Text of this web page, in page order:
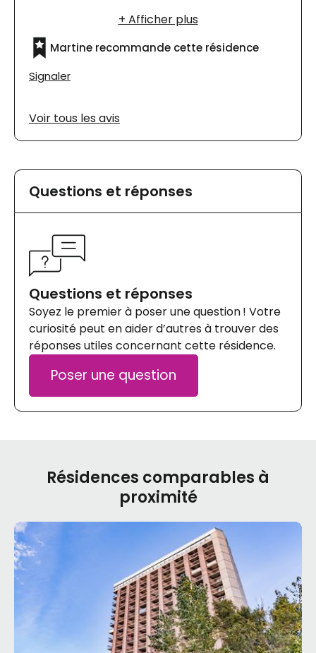
Martine recommande cette résidence
Signaler
Voir tous les avis
Questions et réponses
Questions et réponses
Soyez le premier à poser une question ! Votre
curiosité peut en aider d’autres à trouver des
réponses utiles concernant cette résidence.
Poser une question
Résidences comparables à
proximité